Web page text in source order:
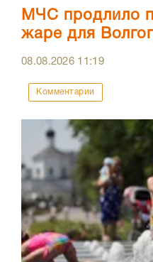
МЧС продлило
жаре для
08.08.2026 11:19
Комментарии